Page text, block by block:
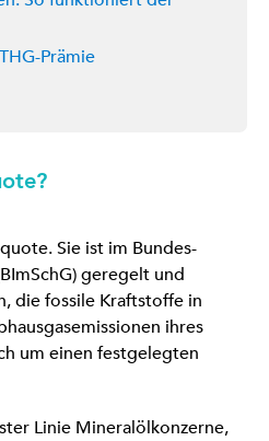
Prämie
Sie ist im Bundes-
geregelt und
die fossile Kraftstoffe in
ihres
um einen festgelegten
Linie Mineralölkonzerne,